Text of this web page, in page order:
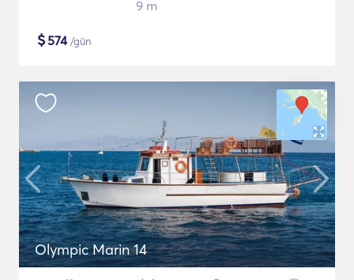
9 m
$574/gün
Olympic Marin 14